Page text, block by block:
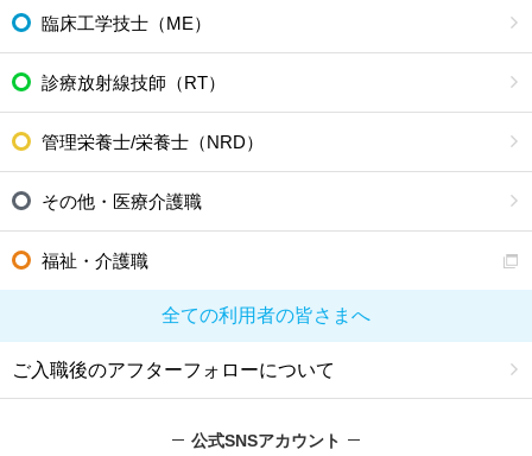
臨床工学技士（ME）
診療放射線技師（RT）
管理栄養士/栄養士（NRD）
その他・医療介護職
福祉・介護職
全ての利用者の皆さまへ
ご入職後のアフターフォローについて
公式SNSアカウント